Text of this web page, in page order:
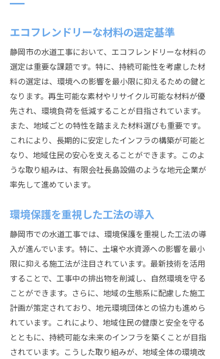
エコフレンドリーな材料の選定基準
静岡市の水道工事において、エコフレンドリーな材料の
選定は重要な課題です。特に、持続可能性を考慮した材
料の選定は、環境への影響を最小限に抑えるための鍵と
なります。再生可能な素材やリサイクル可能な材料が優
先され、環境負荷を低減することが目指されています。
また、地域ごとの特性を踏まえた材料選びも重要です。
これにより、長期的に安定したインフラの構築が可能と
なり、地域住民の安心を支えることができます。このよ
うな取り組みは、有限会社長島設備のような地元企業が
率先して進めています。
環境保護を重視した工法の導入
静岡市での水道工事では、環境保護を重視した工法の導
入が進んでいます。特に、土壌や水資源への影響を最小
限に抑える施工法が注目されています。最新技術を活用
することで、工事中の排出物を削減し、自然環境を守る
ことができます。さらに、地域の生態系に配慮した施工
計画が策定されており、地元環境団体との協力も進めら
れています。これにより、地域住民の健康と安全を守る
とともに、持続可能な未来のインフラを築くことが目指
されています。こうした取り組みが、地域全体の環境改